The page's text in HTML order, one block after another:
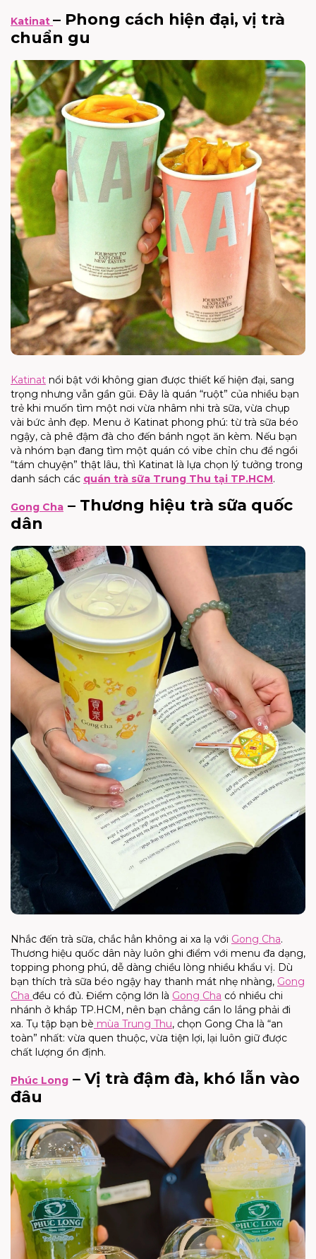
Katinat – Phong cách hiện đại, vị trà
chuẩn gu
Katinat nổi bật với không gian được thiết kế hiện đại, sang
trọng nhưng vẫn gần gũi. Đây là quán “ruột” của nhiều bạn
trẻ khi muốn tìm một nơi vừa nhâm nhi trà sữa, vừa chụp
vài bức ảnh đẹp. Menu ở Katinat phong phú: từ trà sữa béo
ngậy, cà phê đậm đà cho đến bánh ngọt ăn kèm. Nếu bạn
và nhóm bạn đang tìm một quán có vibe chỉn chu để ngồi
“tám chuyện” thật lâu, thì Katinat là lựa chọn lý tưởng trong
danh sách các quán trà sữa Trung Thu tại TP.HCM.
Gong Cha – Thương hiệu trà sữa quốc
dân
Nhắc đến trà sữa, chắc hẳn không ai xa lạ với Gong Cha.
Thương hiệu quốc dân này luôn ghi điểm với menu đa dạng,
topping phong phú, dễ dàng chiều lòng nhiều khẩu vị. Dù
bạn thích trà sữa béo ngậy hay thanh mát nhẹ nhàng, Gong
Cha đều có đủ. Điểm cộng lớn là Gong Cha có nhiều chi
nhánh ở khắp TP.HCM, nên bạn chẳng cần lo lắng phải đi
xa. Tụ tập bạn bè mùa Trung Thu, chọn Gong Cha là “an
toàn” nhất: vừa quen thuộc, vừa tiện lợi, lại luôn giữ được
chất lượng ổn định.
Phúc Long – Vị trà đậm đà, khó lẫn vào
đâu